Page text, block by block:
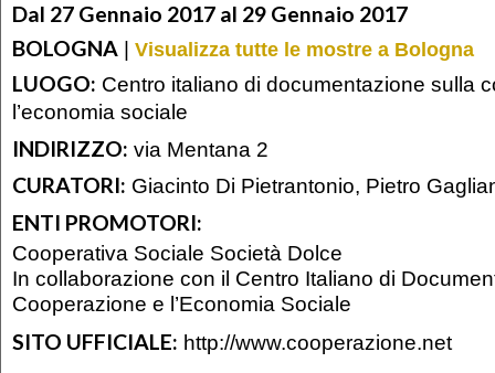
Dal 27 Gennaio 2017 al 29 Gennaio 2017
BOLOGNA | Visualizza tutte le mostre a Bologna
LUOGO: Centro italiano di documentazione sulla
l’economia sociale
INDIRIZZO: via Mentana 2
CURATORI: Giacinto Di Pietrantonio, Pietro
ENTI PROMOTORI:
Cooperativa Sociale Società Dolce
In collaborazione con il Centro Italiano di
Cooperazione e l’Economia Sociale
SITO UFFICIALE: http://www.cooperazione.net